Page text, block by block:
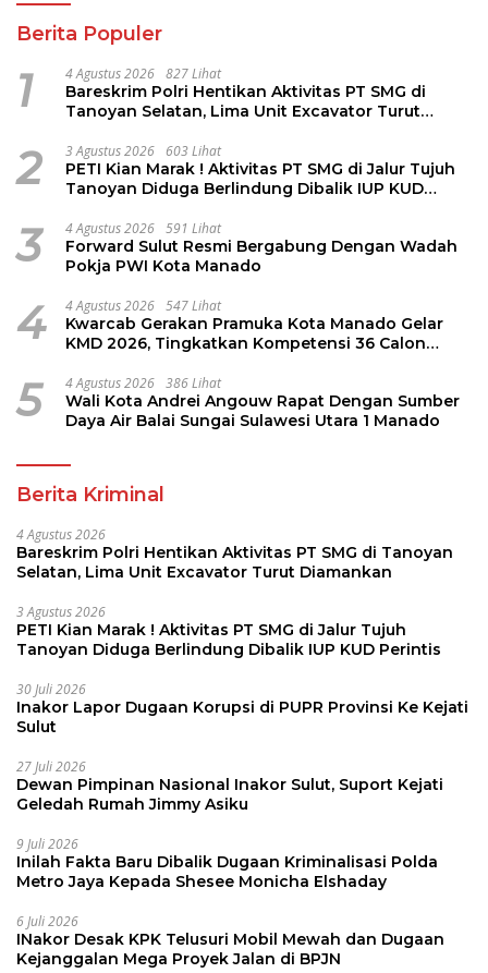
Berita Populer
1 4 Agustus 2026 827 Lihat
Bareskrim Polri Hentikan Aktivitas PT SMG di
Tanoyan Selatan, Lima Unit Excavator Turut
2 3 Agustus 2026 603 Lihat
PETI Kian Marak ! Aktivitas PT SMG di Jalur Tujuh
Tanoyan Diduga Berlindung Dibalik IUP KUD
3 4 Agustus 2026 591 Lihat
Forward Sulut Resmi Bergabung Dengan Wadah
Pokja PWI Kota Manado
4 4 Agustus 2026 547 Lihat
Kwarcab Gerakan Pramuka Kota Manado Gelar
KMD 2026, Tingkatkan Kompetensi 36 Calon
5 4 Agustus 2026 386 Lihat
Wali Kota Andrei Angouw Rapat Dengan Sumber
Daya Air Balai Sungai Sulawesi Utara 1 Manado
Berita Kriminal
4 Agustus 2026
Bareskrim Polri Hentikan Aktivitas PT SMG di Tanoyan
Selatan, Lima Unit Excavator Turut Diamankan
3 Agustus 2026
PETI Kian Marak ! Aktivitas PT SMG di Jalur Tujuh
Tanoyan Diduga Berlindung Dibalik IUP KUD Perintis
30 Juli 2026
Inakor Lapor Dugaan Korupsi di PUPR Provinsi Ke Kejati
Sulut
27 Juli 2026
Dewan Pimpinan Nasional Inakor Sulut, Suport Kejati
Geledah Rumah Jimmy Asiku
9 Juli 2026
Inilah Fakta Baru Dibalik Dugaan Kriminalisasi Polda
Metro Jaya Kepada Shesee Monicha Elshaday
6 Juli 2026
INakor Desak KPK Telusuri Mobil Mewah dan Dugaan
Kejanggalan Mega Proyek Jalan di BPJN